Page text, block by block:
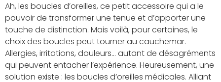
Ah, les boucles d’oreilles, ce petit accessoire qui a le
pouvoir de transformer une tenue et d’apporter une
touche de distinction. Mais voilà, pour certaines, le
choix des boucles peut tourner au cauchemar.
Allergies, irritations, douleurs… autant de désagréments
qui peuvent entacher l’expérience. Heureusement, une
solution existe : les boucles d’oreilles médicales. Alliant